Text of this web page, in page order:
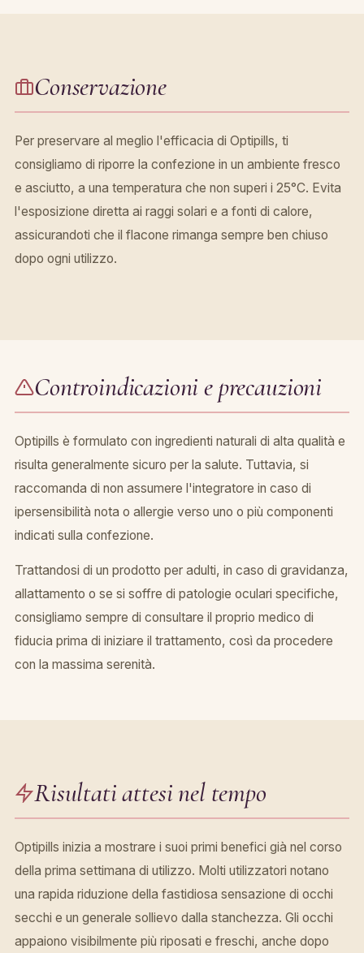
Conservazione
Per preservare al meglio l'efficacia di Optipills, ti
consigliamo di riporre la confezione in un ambiente fresco
e asciutto, a una temperatura che non superi i 25°C. Evita
l'esposizione diretta ai raggi solari e a fonti di calore,
assicurandoti che il flacone rimanga sempre ben chiuso
dopo ogni utilizzo.
Controindicazioni e precauzioni
Optipills è formulato con ingredienti naturali di alta qualità e
risulta generalmente sicuro per la salute. Tuttavia, si
raccomanda di non assumere l'integratore in caso di
ipersensibilità nota o allergie verso uno o più componenti
indicati sulla confezione.
Trattandosi di un prodotto per adulti, in caso di gravidanza,
allattamento o se si soffre di patologie oculari specifiche,
consigliamo sempre di consultare il proprio medico di
fiducia prima di iniziare il trattamento, così da procedere
con la massima serenità.
Risultati attesi nel tempo
Optipills inizia a mostrare i suoi primi benefici già nel corso
della prima settimana di utilizzo. Molti utilizzatori notano
una rapida riduzione della fastidiosa sensazione di occhi
secchi e un generale sollievo dalla stanchezza. Gli occhi
appaiono visibilmente più riposati e freschi, anche dopo